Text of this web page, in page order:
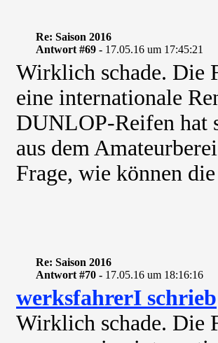
Re: Saison 2016
Antwort #69 - 17.05.16 um 17:45:21
Wirklich schade. Die
eine internationale
DUNLOP-Reifen hat
aus dem
Frage, wie können
Re: Saison 2016
Antwort #70 - 17.05.16 um 18:16:16
werksfahrerI schrieb
Wirklich schade. Die